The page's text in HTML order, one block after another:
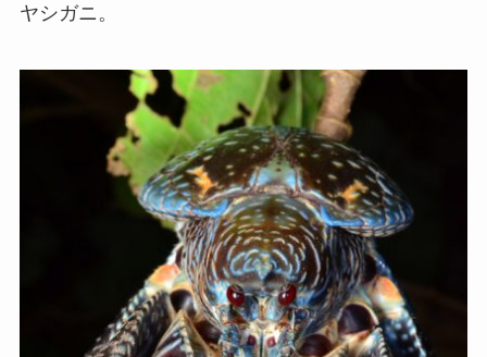
ヤシガニ。